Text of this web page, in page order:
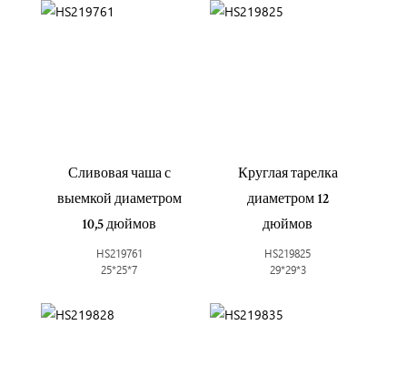
Сливовая чаша с
выемкой диаметром
10,5 дюймов
HS219761
25*25*7
Круглая тарелка
диаметром 12
дюймов
HS219825
29*29*3